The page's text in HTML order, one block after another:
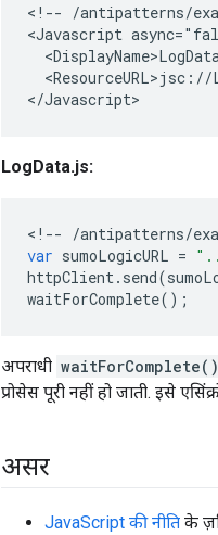
< !-- /antipatterns/
<Javascript
</Javascript>
LogData.js:
< !-- /antipatterns/
var sumoLogicURL =
httpClient. send(
waitForComplete();
अपराधी waitForComplete()
प्रोसेस पूरी नहीं हो जाती. इसे
असर
JavaScript की नीति के